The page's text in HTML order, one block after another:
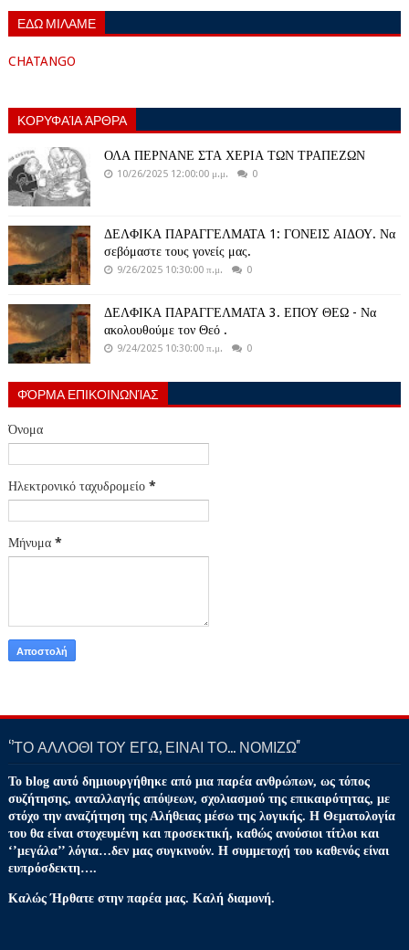
ΕΔΩ ΜΙΛΑΜΕ
CHATANGO
ΚΟΡΥΦΑΊΑ ΆΡΘΡΑ
ΟΛΑ ΠΕΡΝΑΝΕ ΣΤΑ ΧΕΡΙΑ ΤΩΝ ΤΡΑΠΕΖΩΝ
10/26/2025 12:00:00 μ.μ. 0
ΔΕΛΦΙΚΑ ΠΑΡΑΓΓΕΛΜΑΤΑ 1: ΓΟΝΕΙΣ ΑΙΔΟΥ. Να
σεβόμαστε τους γονείς μας.
9/26/2025 10:30:00 π.μ. 0
ΔΕΛΦΙΚΑ ΠΑΡΑΓΓΕΛΜΑΤΑ 3. ΕΠΟΥ ΘΕΩ - Να
ακολουθούμε τον Θεό .
9/24/2025 10:30:00 π.μ. 0
ΦΌΡΜΑ ΕΠΙΚΟΙΝΩΝΊΑΣ
Όνομα
Ηλεκτρονικό ταχυδρομείο *
Μήνυμα *
‘’ΤΟ ΑΛΛΟΘΙ ΤΟΥ ΕΓΩ, ΕΙΝΑΙ ΤΟ… ΝΟΜΙΖΩ''
Το blog αυτό δημιουργήθηκε από μια παρέα ανθρώπων, ως τόπος
συζήτησης, ανταλλαγής απόψεων, σχολιασμού της επικαιρότητας, με
στόχο την αναζήτηση της Αλήθειας μέσω της λογικής. Η Θεματολογία
του θα είναι στοχευμένη και προσεκτική, καθώς ανούσιοι τίτλοι και
‘’μεγάλα’’ λόγια…δεν μας συγκινούν. Η συμμετοχή του καθενός είναι
ευπρόσδεκτη….
Καλώς Ήρθατε στην παρέα μας. Καλή διαμονή.